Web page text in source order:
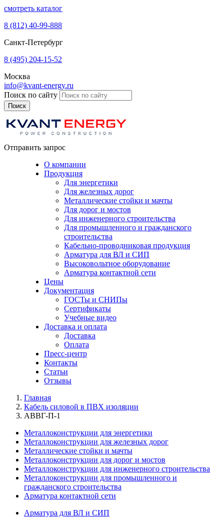
смотреть каталог
8 (812) 40-99-888
Санкт-Петербург
8 (495) 204-15-52
Москва
info@kvant-energy.ru
Поиск по сайту
Отправить запрос
О компании
Продукция
Для энергетики
Для железных дорог
Металлические стойки и мачты
Для дорог и мостов
Для инженерного строительства
Для промышленного и гражданского
строительства
Кабельно-проводниковая продукция
Арматура для ВЛ и СИП
Высоковольтное оборудование
Арматура контактной сети
Цены
Документация
ГОСТы и СНИПы
Сертификаты
Учебные видео
Доставка и оплата
Доставка
Оплата
Пресс-центр
Контакты
Статьи
Отзывы
Главная
Кабель силовой в ПВХ изоляции
АВВГ-П-1
Металлоконструкции для энергетики
Металлоконструкции для железных дорог
Металлические стойки и мачты
Металлоконструкции для дорог и мостов
Металлоконструкции для инженерного строительства
Металлоконструкции для промышленного и
гражданского строительства
Арматура контактной сети
Арматура для ВЛ и СИП